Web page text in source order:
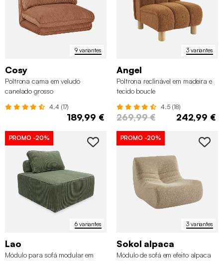
9 variantes
Cosy
Poltrona cama em veludo
canelado grosso
4.4 (17)
189,99 €
3 variantes
Angel
Poltrona reclinável em madeira e
tecido boucle
4.5 (18)
269,99 € 242,99 €
6 variantes
PROMO -20%
Lao
Módulo para sofá modular em
3 variantes
PROMO -20%
Sokol alpaca
Módulo de sofá em efeito alpaca